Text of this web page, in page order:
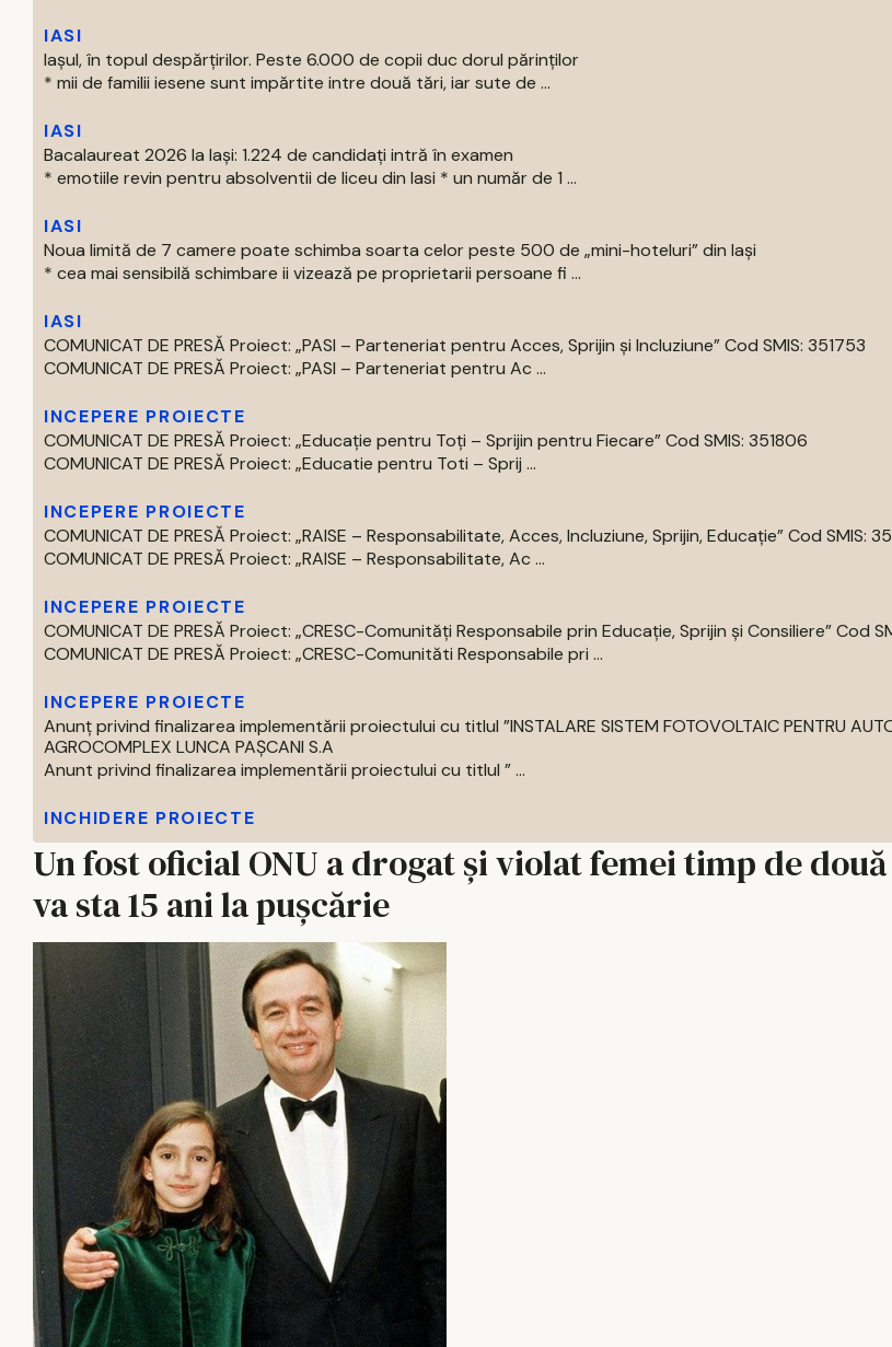
IASI
Iașul, în topul despărțirilor. Peste 6.000 de copii duc dorul părinților
* mii de familii iesene sunt impărtite intre două tări, iar sute de ...
IASI
Bacalaureat 2026 la Iași: 1.224 de candidați intră în examen
* emotiile revin pentru absolventii de liceu din Iasi * un număr de 1 ...
IASI
Noua limită de 7 camere poate schimba soarta celor peste 500 de „mini-hoteluri” din Iași
* cea mai sensibilă schimbare ii vizează pe proprietarii persoane fi ...
IASI
COMUNICAT DE PRESĂ Proiect: „PASI – Parteneriat pentru Acces, Sprijin și Incluziune” Cod SMIS: 351753
COMUNICAT DE PRESĂ Proiect: „PASI – Parteneriat pentru Ac ...
INCEPERE PROIECTE
COMUNICAT DE PRESĂ Proiect: „Educație pentru Toți – Sprijin pentru Fiecare” Cod SMIS: 351806
COMUNICAT DE PRESĂ Proiect: „Educatie pentru Toti – Sprij ...
INCEPERE PROIECTE
COMUNICAT DE PRESĂ Proiect: „RAISE – Responsabilitate, Acces, Incluziune, Sprijin, Educație” Cod SMIS:
COMUNICAT DE PRESĂ Proiect: „RAISE – Responsabilitate, Ac ...
INCEPERE PROIECTE
COMUNICAT DE PRESĂ Proiect: „CRESC-Comunități Responsabile prin Educație, Sprijin și Consiliere” Cod
COMUNICAT DE PRESĂ Proiect: „CRESC-Comunităti Responsabile pri ...
INCEPERE PROIECTE
Anunț privind finalizarea implementării proiectului cu titlul ”INSTALARE SISTEM FOTOVOLTAIC PENTRU
AGROCOMPLEX LUNCA PAȘCANI S.A
Anunt privind finalizarea implementării proiectului cu titlul ” ...
INCHIDERE PROIECTE
Un fost oficial ONU a drogat şi violat femei timp de
va sta 15 ani la pușcărie